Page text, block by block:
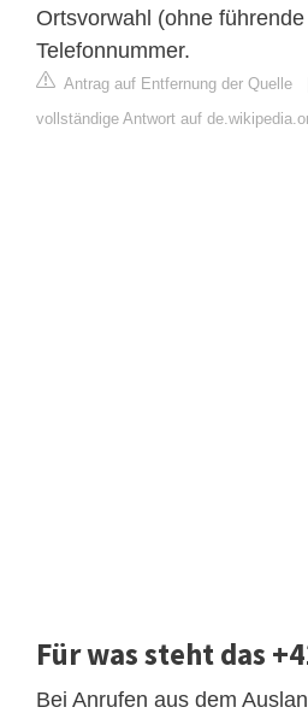
Ortsvorwahl (ohne
Telefonnummer.
Antrag auf Entfernung der Quelle
vollständige Antwort auf
Für was steht das
Bei Anrufen aus dem